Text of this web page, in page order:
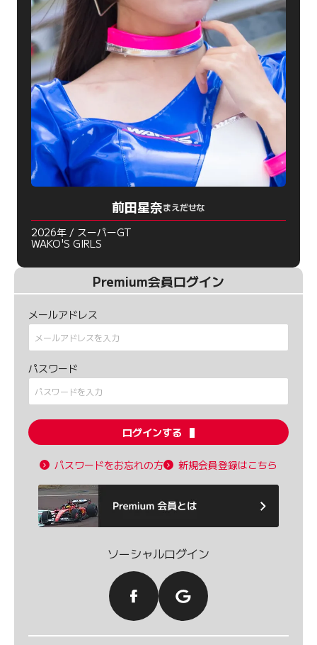
前田星奈まえだせな
2026年 / スーパーGT
WAKO'S GIRLS
Premium会員ログイン
メールアドレス
パスワード
ログインする
パスワードをお忘れの方 新規会員登録はこちら
ソーシャルログイン